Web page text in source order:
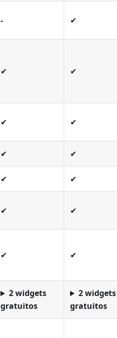
- ✔
✔ ✔
✔ ✔
✔ ✔
✔ ✔
✔ ✔
✔ ✔
2 widgets
gratuitos
2 widgets
gratuitos